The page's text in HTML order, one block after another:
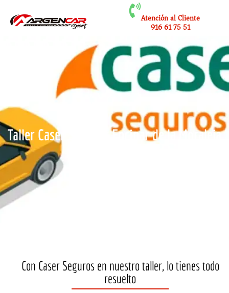
Atención al Cliente
916 61 75 51
Taller Caser Seguros Encinar de la Moraleja
Con Caser Seguros en nuestro taller, lo tienes todo
resuelto